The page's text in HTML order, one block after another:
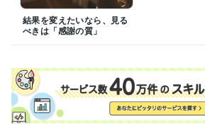
結果を変えたいなら、見る
べきは「感謝の質」